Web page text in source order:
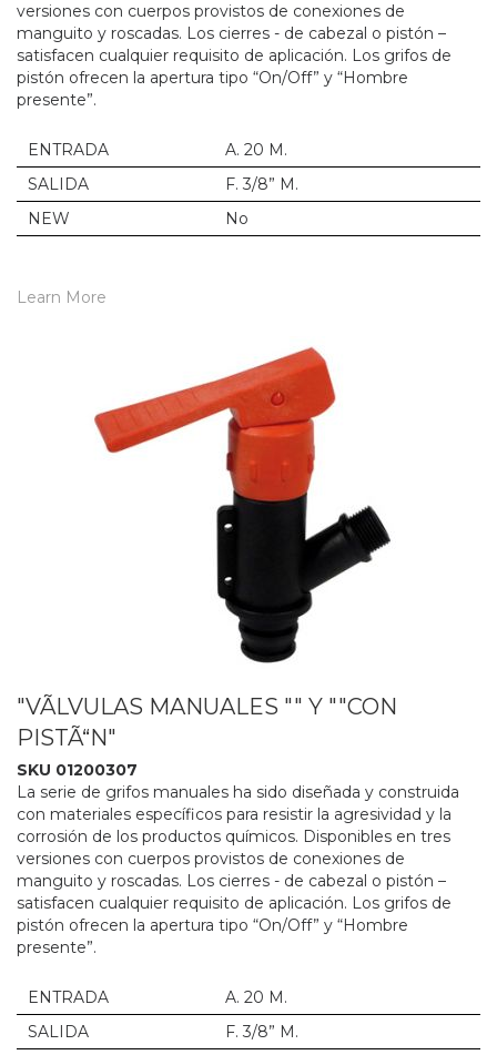
versiones con cuerpos provistos de conexiones de
manguito y roscadas. Los cierres - de cabezal o pistón –
satisfacen cualquier requisito de aplicación. Los grifos de
pistón ofrecen la apertura tipo “On/Off” y “Hombre
presente”.
ENTRADA
A. 20 M.
SALIDA
F. 3/8” M.
NEW
No
Learn More
"VÃLVULAS MANUALES "" Y ""CON
PISTÃ“N"
SKU 01200307
La serie de grifos manuales ha sido diseñada y construida
con materiales específicos para resistir la agresividad y la
corrosión de los productos químicos. Disponibles en tres
versiones con cuerpos provistos de conexiones de
manguito y roscadas. Los cierres - de cabezal o pistón –
satisfacen cualquier requisito de aplicación. Los grifos de
pistón ofrecen la apertura tipo “On/Off” y “Hombre
presente”.
ENTRADA
A. 20 M.
SALIDA
F. 3/8” M.